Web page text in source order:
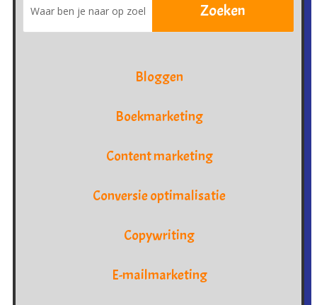
Bloggen
Boekmarketing
Content marketing
Conversie optimalisatie
Copywriting
E-mailmarketing